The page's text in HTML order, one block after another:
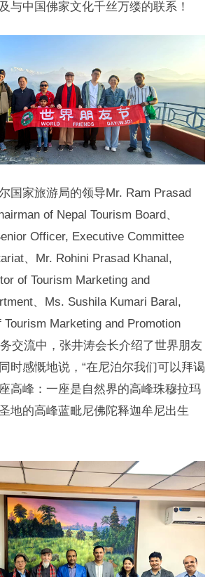
与中国佛家文化千丝万缕的联系！
国家旅游局的领导Mr. Ram Prasad
of Nepal Tourism Board、
Officer, Executive Committee
、Mr. Rohini Prasad Khanal,
of Tourism Marketing and
、Ms. Sushila Kumari Baral,
Marketing and Promotion
交流中，张井涛会长介绍了世界朋友
时感慨地说，“在尼泊尔我们可以拜谒
高峰：一座是自然界的高峰珠穆拉玛
地的高峰蓝毗尼佛陀释迦牟尼出生